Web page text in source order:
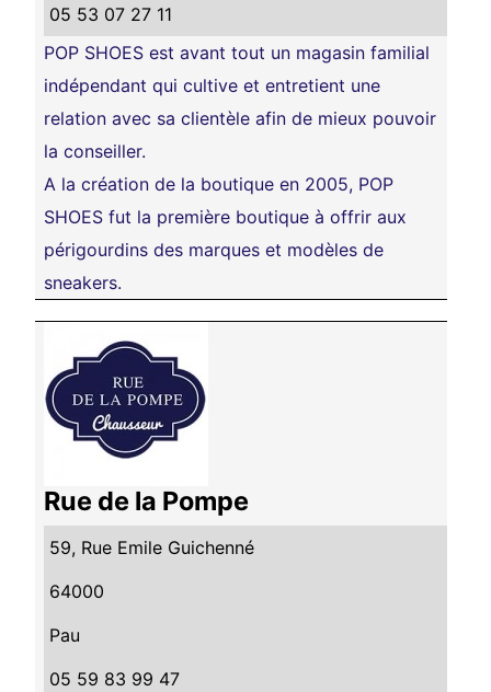
05 53 07 27 11
POP SHOES est avant tout un magasin familial
indépendant qui cultive et entretient une
relation avec sa clientèle afin de mieux pouvoir
la conseiller.
A la création de la boutique en 2005, POP
SHOES fut la première boutique à offrir aux
périgourdins des marques et modèles de
sneakers.
Rue de la Pompe
59, Rue Emile Guichenné
64000
Pau
05 59 83 99 47